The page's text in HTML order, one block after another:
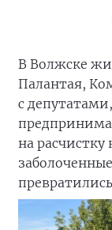
В Волжске
Палантая,
с
на